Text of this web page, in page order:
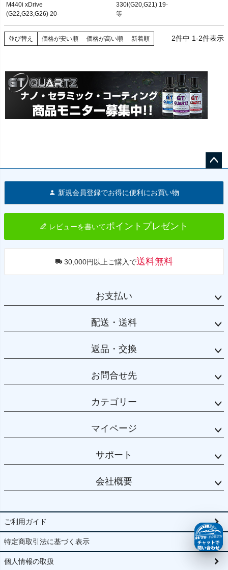
M440i xDrive
(G22,G23,G26) 20-
330i(G20,G21) 19-
等
並び替え 価格が安い順 価格が高い順 新着順 2件中 1-2件表示
へ
新規会員登録でお得に便利にお買い物
レビューを書いてポイントプレゼント
30,000円以上ご購入で送料無料
お支払い
配送・送料
返品・交換
お問合せ先
カテゴリー
マイページ
サポート
会社概要
ご利用ガイド
特定商取引法に基づく表示
個人情報の取扱